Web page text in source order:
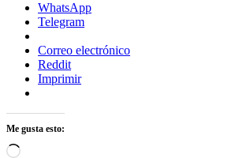
WhatsApp
Telegram
Correo electrónico
Reddit
Imprimir
Me gusta esto:
Cargando...